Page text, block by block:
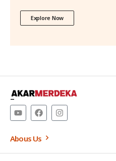
Explore Now
–
Abous Us